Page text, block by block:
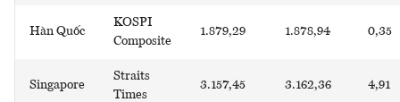
Hàn Quốc
KOSPI
Composite
1.879,29 1.878,94 0,35
Singapore
Straits
Times
3.157,45 3.162,36 4,91